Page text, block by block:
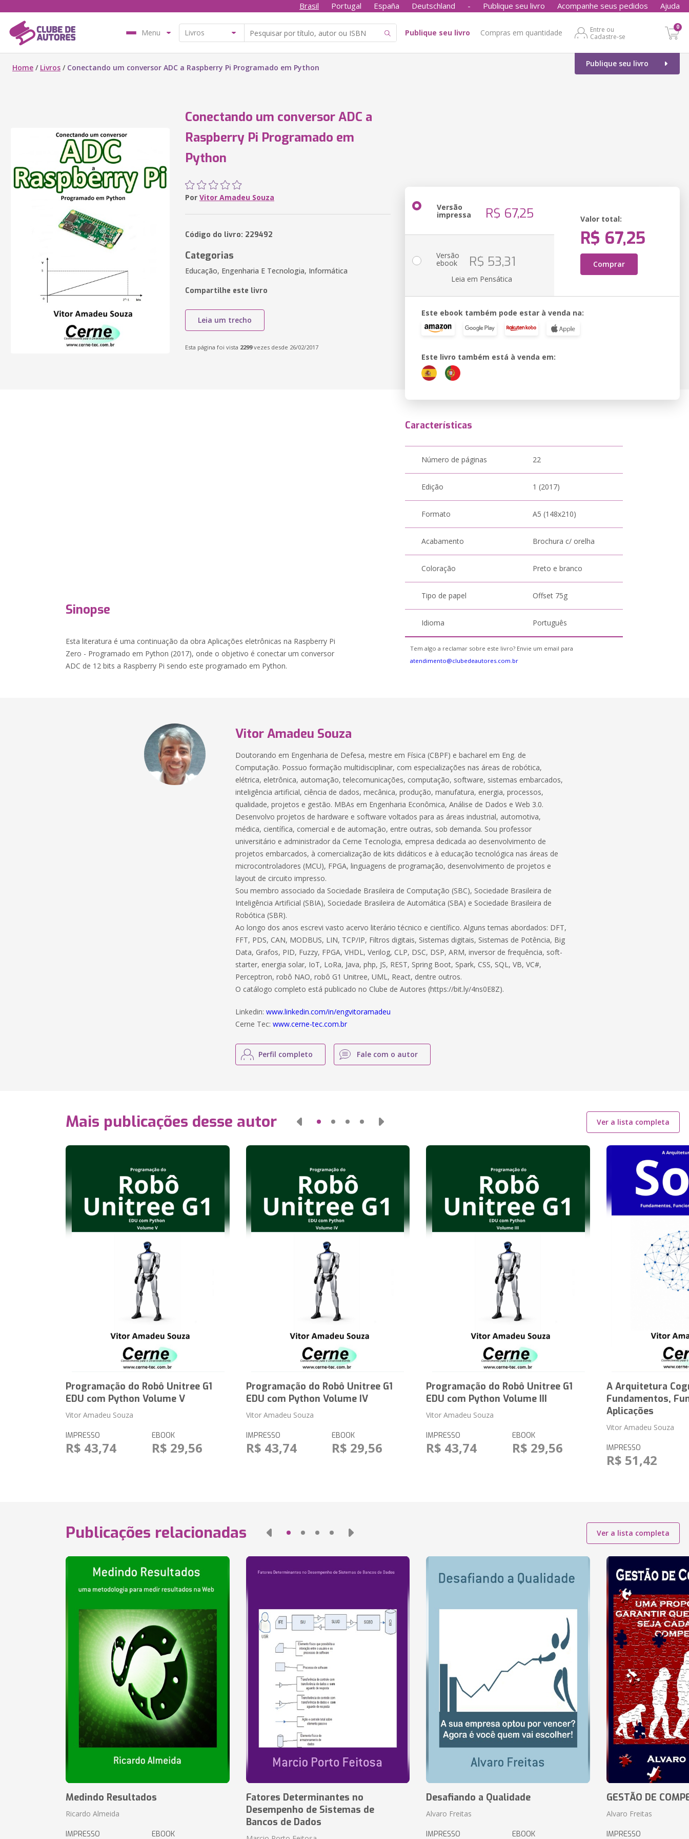
Brasil Portugal España Deutschland - Publique seu livro Acompanhe seus pedidos Ajuda
Menu Publique seu livro Compras em quantidade
Entre ou
Cadastre-se
0
Publique seu livro
Home / Livros / Conectando um conversor ADC a Raspberry Pi Programado em Python
Conectando um conversor ADC a
Raspberry Pi Programado em
Python
Por Vitor Amadeu Souza
Código do livro: 229492
Categorias
Educação, Engenharia E Tecnologia, Informática
Compartilhe este livro
Leia um trecho
Esta página foi vista 2299vezes desde 26/02/2017
Versão
impressa R$ 67,25 Valor total:
R$ 67,25
Comprar
Versão
ebook R$ 53,31
Leia em Pensática
Este ebook também pode estar à venda na:
Este livro também está à venda em:
Sinopse
Esta literatura é uma continuação da obra Aplicações eletrônicas na Raspberry Pi
Zero - Programado em Python (2017), onde o objetivo é conectar um conversor
ADC de 12 bits a Raspberry Pi sendo este programado em Python.
Características
Número de páginas 22
Edição 1 (2017)
Formato A5 (148x210)
Acabamento Brochura c/ orelha
Coloração Preto e branco
Tipo de papel Offset 75g
Idioma Português
Tem algo a reclamar sobre este livro? Envie um email para
atendimento@clubedeautores.com.br
Vitor Amadeu Souza
Doutorando em Engenharia de Defesa, mestre em Física (CBPF) e bacharel em Eng. de
Computação. Possuo formação multidisciplinar, com especializações nas áreas de robótica,
elétrica, eletrônica, automação, telecomunicações, computação, software, sistemas embarcados,
inteligência artificial, ciência de dados, mecânica, produção, manufatura, energia, processos,
qualidade, projetos e gestão. MBAs em Engenharia Econômica, Análise de Dados e Web 3.0.
Desenvolvo projetos de hardware e software voltados para as áreas industrial, automotiva,
médica, científica, comercial e de automação, entre outras, sob demanda. Sou professor
universitário e administrador da Cerne Tecnologia, empresa dedicada ao desenvolvimento de
projetos embarcados, à comercialização de kits didáticos e à educação tecnológica nas áreas de
microcontroladores (MCU), FPGA, linguagens de programação, desenvolvimento de projetos e
layout de circuito impresso.
Sou membro associado da Sociedade Brasileira de Computação (SBC), Sociedade Brasileira de
Inteligência Artificial (SBIA), Sociedade Brasileira de Automática (SBA) e Sociedade Brasileira de
Robótica (SBR).
Ao longo dos anos escrevi vasto acervo literário técnico e científico. Alguns temas abordados: DFT,
FFT, PDS, CAN, MODBUS, LIN, TCP/IP, Filtros digitais, Sistemas digitais, Sistemas de Potência, Big
Data, Grafos, PID, Fuzzy, FPGA, VHDL, Verilog, CLP, DSC, DSP, ARM, inversor de frequência, soft-
starter, energia solar, IoT, LoRa, Java, php, JS, REST, Spring Boot, Spark, CSS, SQL, VB, VC#,
Perceptron, robô NAO, robô G1 Unitree, UML, React, dentre outros.
O catálogo completo está publicado no Clube de Autores (https://bit.ly/4ns0E8Z).
Linkedin:www.linkedin.com/in/engvitoramadeu
Cerne Tec:www.cerne-tec.com.br
Perfil completo Fale com o autor
Mais publicações desse autor Ver a lista completa
Programação do Robô Unitree G1
EDU com Python Volume V
Vitor Amadeu Souza
IMPRESSO
R$ 43,74
EBOOK
R$ 29,56
Programação do Robô Unitree G1
EDU com Python Volume IV
Vitor Amadeu Souza
IMPRESSO
R$ 43,74
EBOOK
R$ 29,56
Programação do Robô Unitree G1
EDU com Python Volume III
Vitor Amadeu Souza
IMPRESSO
R$ 43,74
EBOOK
R$ 29,56
A Arquitetura
Fundamentos,
Aplicações
Vitor Amadeu Souza
IMPRESSO
R$ 51,42
Publicações relacionadas Ver a lista completa
Medindo Resultados
Ricardo Almeida
IMPRESSO EBOOK
Fatores Determinantes no
Desempenho de Sistemas de
Bancos de Dados
Desafiando a Qualidade
Alvaro Freitas
IMPRESSO EBOOK
GESTÃO DE
Alvaro Freitas
IMPRESSO